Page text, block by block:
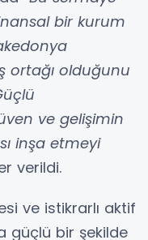
bir kurum
ortağı olduğunu
ve gelişimin
inşa etmeyi
verildi.
ve istikrarlı aktif
güçlü bir şekilde